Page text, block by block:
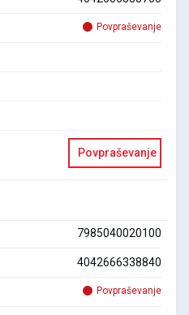
Povpraševanje
Povpraševanje
7985040020100
4042666338840
Povpraševanje